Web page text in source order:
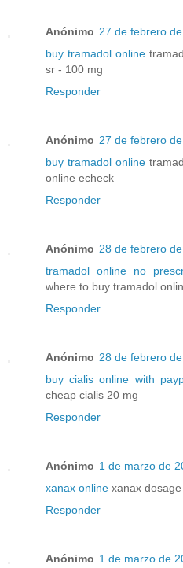
Anónimo 27 de febrero
buy tramadol online
sr - 100 mg
Responder
Anónimo 27 de febrero
buy tramadol online
online echeck
Responder
Anónimo 28 de febrero
tramadol online no
where to buy tramadol
Responder
Anónimo 28 de febrero
buy cialis online with
cheap cialis 20 mg
Responder
Anónimo 1 de marzo de
xanax online xanax
Responder
Anónimo 1 de marzo de